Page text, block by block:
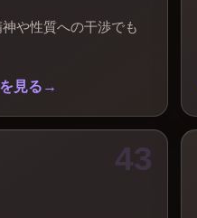
や性質への干渉でも
見る